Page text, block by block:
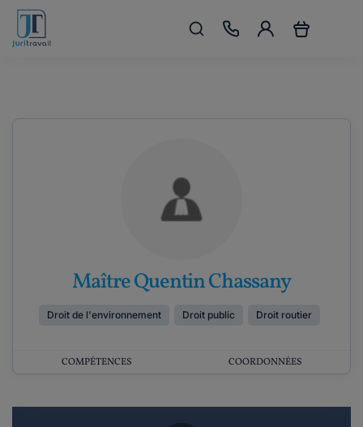
Maître Quentin Chassany
Droit de l'environnement Droit public Droit routier
COMPÉTENCES COORDONNÉES